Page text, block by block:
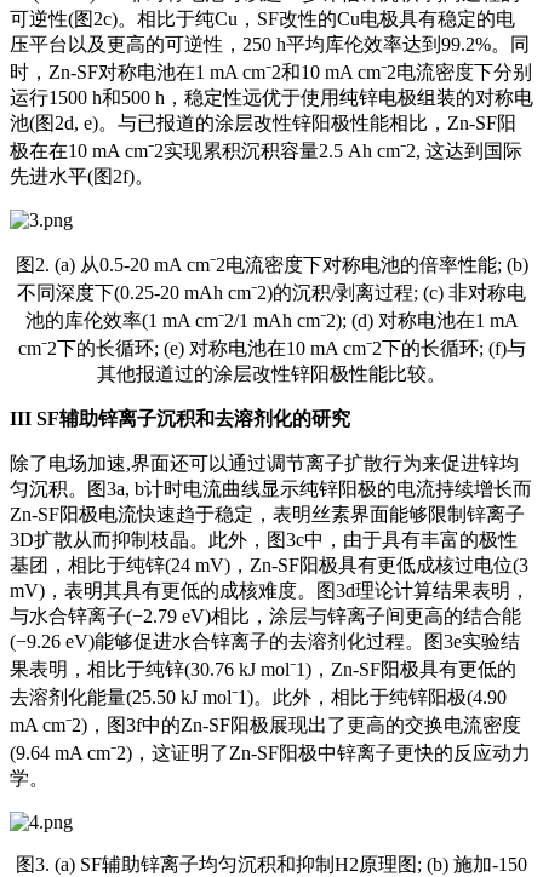
可逆性(图2c)。相比于纯Cu，SF改性的Cu电极具有稳定的电
压平台以及更高的可逆性，250 h平均库伦效率达到99.2%。同
时，Zn-SF对称电池在1 mA cm⁻2和10 mA cm⁻2电流密度下分别
运行1500 h和500 h，稳定性远优于使用纯锌电极组装的对称电
池(图2d, e)。与已报道的涂层改性锌阳极性能相比，Zn-SF阳
极在在10 mA cm⁻2实现累积沉积容量2.5 Ah cm⁻2, 这达到国际
先进水平(图2f)。
图2. (a) 从0.5-20 mA cm⁻2电流密度下对称电池的倍率性能; (b)
不同深度下(0.25-20 mAh cm⁻2)的沉积/剥离过程; (c) 非对称电
池的库伦效率(1 mA cm⁻2/1 mAh cm⁻2); (d) 对称电池在1 mA
cm⁻2下的长循环; (e) 对称电池在10 mA cm⁻2下的长循环; (f)与
其他报道过的涂层改性锌阳极性能比较。
III SF辅助锌离子沉积和去溶剂化的研究
除了电场加速,界面还可以通过调节离子扩散行为来促进锌均
匀沉积。图3a, b计时电流曲线显示纯锌阳极的电流持续增长而
Zn-SF阳极电流快速趋于稳定，表明丝素界面能够限制锌离子
3D扩散从而抑制枝晶。此外，图3c中，由于具有丰富的极性
基团，相比于纯锌(24 mV)，Zn-SF阳极具有更低成核过电位(3
mV)，表明其具有更低的成核难度。图3d理论计算结果表明，
与水合锌离子(−2.79 eV)相比，涂层与锌离子间更高的结合能
(−9.26 eV)能够促进水合锌离子的去溶剂化过程。图3e实验结
果表明，相比于纯锌(30.76 kJ mol⁻1)，Zn-SF阳极具有更低的
去溶剂化能量(25.50 kJ mol⁻1)。此外，相比于纯锌阳极(4.90
mA cm⁻2)，图3f中的Zn-SF阳极展现出了更高的交换电流密度
(9.64 mA cm⁻2)，这证明了Zn-SF阳极中锌离子更快的反应动力
学。
图3. (a) SF辅助锌离子均匀沉积和抑制H2原理图; (b) 施加-150